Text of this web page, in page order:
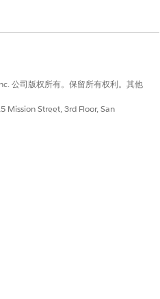
公司版权所有。保留所有权利。其他
Mission Street, 3rd Floor, San